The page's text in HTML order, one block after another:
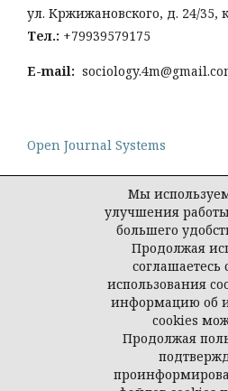
ул. Кржижановского, д. 24/35,
Тел.: +79939579175
E-mail:
Open Journal Systems
Политика
© Социология:
математическое
Мы
улучшения
большего
Продолжая
использования
информацию об
cookies
Продолжая